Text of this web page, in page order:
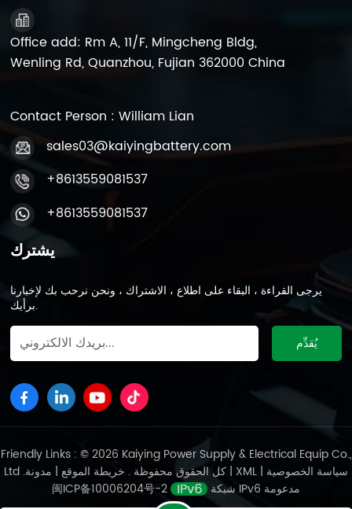
Office add: Rm A, 11/F, Mingcheng Bldg,
Wenling Rd, Quanzhou, Fujian 362000 China
Contact Person : William Lian
sales03@kaiyingbattery.com
+8613559081537
+8613559081537
يشترك
يرجى القراءة ، البقاء على اطلاع ، الاشتراك ، ونحن نرحب بك لإخبارنا
برأيك.
Friendly Links : © 2026 Kaiying Power Supply & Electrical Equip Co.,
Ltd .كل الحقوق محفوظة . خريطة الموقع | | XML | سياسة الخصوصية
闽ICP备10006204号-2
شبكة IPv6 مدعومة